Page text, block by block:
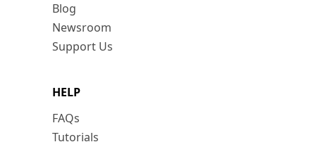
Blog
Newsroom
Support Us
HELP
FAQs
Tutorials